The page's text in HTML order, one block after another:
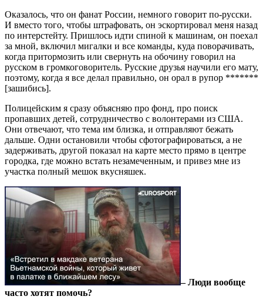
Оказалось, что он фанат России, немного говорит по-русски.
И вместо того, чтобы штрафовать, он эскортировал меня назад
по интерстейту. Пришлось идти спиной к машинам, он поехал
за мной, включил мигалки и все команды, куда поворачивать,
когда притормозить или свернуть на обочину говорил на
русском в громкоговоритель. Русские друзья научили его мату,
поэтому, когда я все делал правильно, он орал в рупор *******
[зашибись].
Полицейским я сразу объясняю про фонд, про поиск
пропавших детей, сотрудничество с волонтерами из США.
Они отвечают, что тема им близка, и отправляют бежать
дальше. Одни остановили чтобы сфотографироваться, а не
задерживать, другой показал на карте место прямо в центре
городка, где можно встать незамеченным, и привез мне из
участка полный мешок вкусняшек.
– Люди вообще
часто хотят помочь?